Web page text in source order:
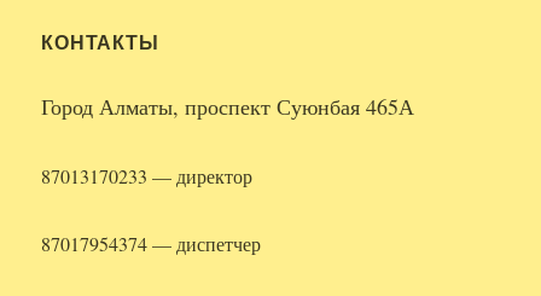
КОНТАКТЫ
Город Алматы, проспект Суюнбая 465А
87013170233 — директор
87017954374 — диспетчер